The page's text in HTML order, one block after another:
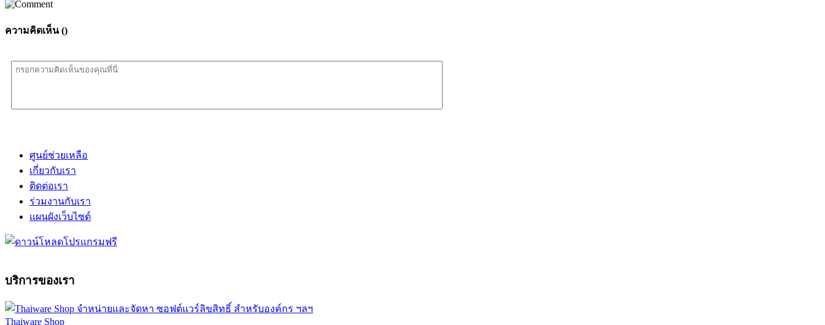
ความคิดเห็น ()
ศูนย์ช่วยเหลือ
เกี่ยวกับเรา
ติดต่อเรา
ร่วมงานกับเรา
แผนผังเว็บไซต์
บริการของเรา
Thaiware Shop